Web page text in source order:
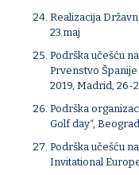
Realizacija
23.maj
Podrška učešću
Prvenstvo
2019, Madrid, 26-
Podrška
Golf day“,
Podrška učešću
Invitational